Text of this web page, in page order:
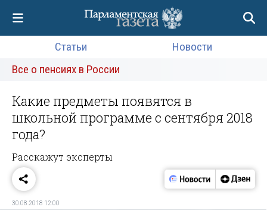
Статьи
Новости
Все о пенсиях в России
Какие предметы появятся в
школьной программе с сентября 2018
года?
Расскажут эксперты
30.08.2018 12:00